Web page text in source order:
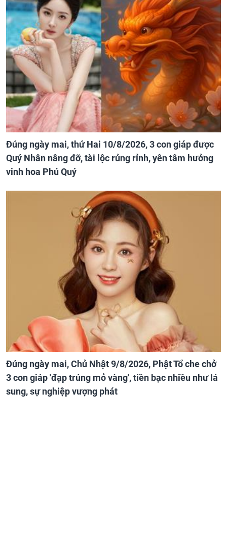
Đúng ngày mai, thứ Hai 10/8/2026, 3 con giáp được
Quý Nhân nâng đỡ, tài lộc rủng rỉnh, yên tâm hưởng
vinh hoa Phú Quý
Đúng ngày mai, Chủ Nhật 9/8/2026, Phật Tổ che chở
3 con giáp 'đạp trúng mỏ vàng', tiền bạc nhiều như lá
sung, sự nghiệp vượng phát